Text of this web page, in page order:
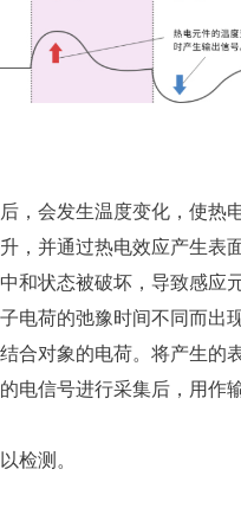
，会发生温度变化，使热
，并通过热电效应产生表
和状态被破坏，导致感应
电荷的弛豫时间不同而出
合对象的电荷。将产生的
电信号进行采集后，用作
检测。